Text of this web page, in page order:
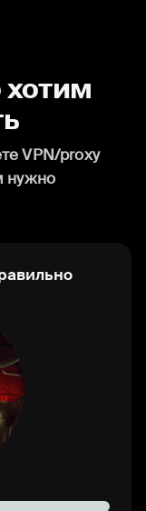
хотим
VPN/proxy
нужно